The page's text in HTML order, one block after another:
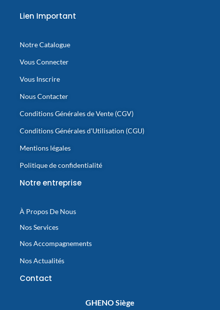
Lien Important
Notre Catalogue
Vous Connecter
Vous Inscrire
Nous Contacter
Conditions Générales de Vente (CGV)
Conditions Générales d'Utilisation (CGU)
Mentions légales
Politique de confidentialité
Notre entreprise
À Propos De Nous
Nos Services
Nos Accompagnements
Nos Actualités
Contact
GHENO Siège